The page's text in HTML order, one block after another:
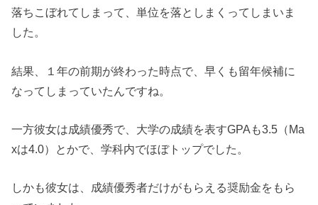
落ちこぼれてしまって、単位を落としまくってしまいま
した。
結果、１年の前期が終わった時点で、早くも留年候補に
なってしまっていたんですね。
一方彼女は成績優秀で、大学の成績を表すGPAも3.5（Ma
xは4.0）とかで、学科内でほぼトップでした。
しかも彼女は、成績優秀者だけがもらえる奨励金をもら